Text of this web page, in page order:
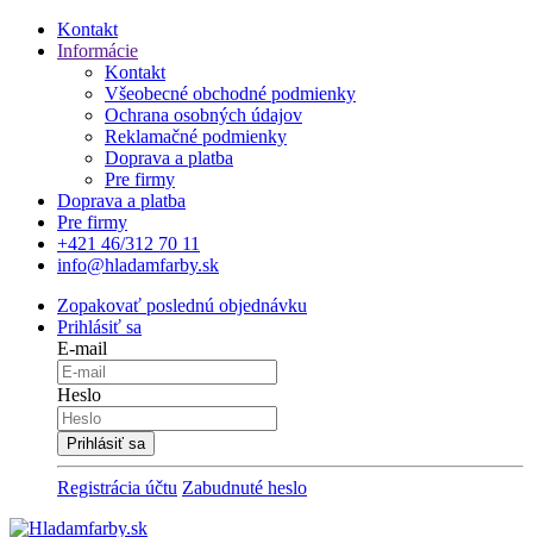
Kontakt
Informácie
Kontakt
Všeobecné obchodné podmienky
Ochrana osobných údajov
Reklamačné podmienky
Doprava a platba
Pre firmy
Doprava a platba
Pre firmy
+421 46/312 70 11
info@hladamfarby.sk
Zopakovať poslednú objednávku
Prihlásiť sa
E-mail
Heslo
Registrácia účtu Zabudnuté heslo